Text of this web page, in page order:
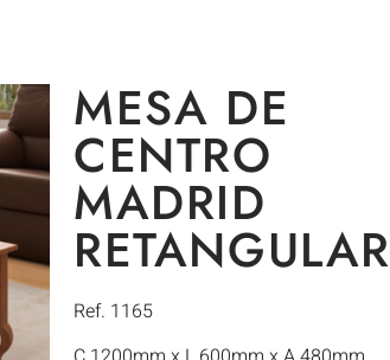
MESA DE
CENTRO
MADRID
RETANGULAR
Ref. 1165